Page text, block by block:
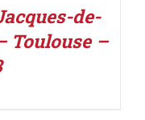
de-
Toulouse –